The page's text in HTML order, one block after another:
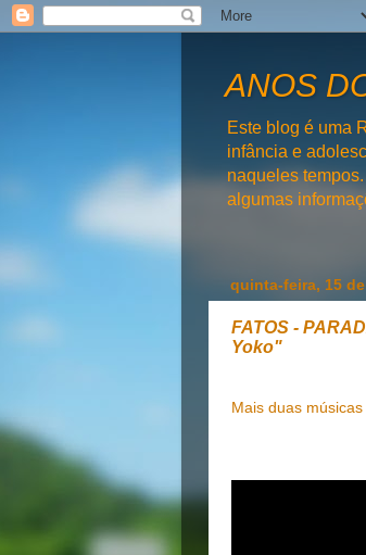
ANOS
Este blog é uma
infância e
naqueles
algumas
quinta-feira, 15
FATOS -
Yoko"
Mais duas